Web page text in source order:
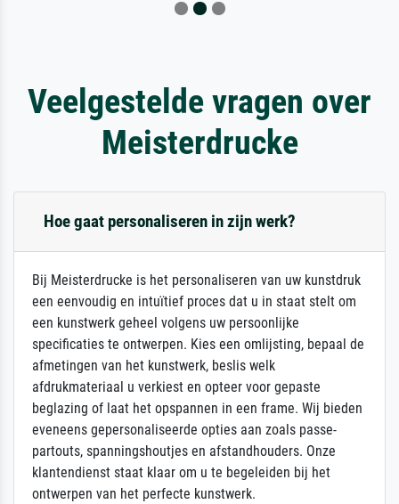
Veelgestelde vragen over
Meisterdrucke
Hoe gaat personaliseren in zijn werk?
Bij Meisterdrucke is het personaliseren van uw kunstdruk
een eenvoudig en intuïtief proces dat u in staat stelt om
een kunstwerk geheel volgens uw persoonlijke
specificaties te ontwerpen. Kies een omlijsting, bepaal de
afmetingen van het kunstwerk, beslis welk
afdrukmateriaal u verkiest en opteer voor gepaste
beglazing of laat het opspannen in een frame. Wij bieden
eveneens gepersonaliseerde opties aan zoals passe-
partouts, spanningshoutjes en afstandhouders. Onze
klantendienst staat klaar om u te begeleiden bij het
ontwerpen van het perfecte kunstwerk.